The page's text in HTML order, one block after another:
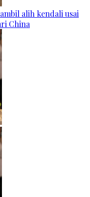
alih kendali usai
China